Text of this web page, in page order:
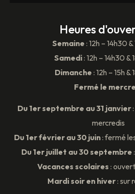
Heures
Semaine : 12h – 14h30
Samedi: 12h – 14h30 &
Dimanche : 12h – 15h &
Fermé le
Du 1er septembre au 31 janvier
mercredis
Du 1er février au 30 juin: fermé
Du 1er juillet au 30 septembre
Vacances scolaires :
Mardi soir en hiver: sur